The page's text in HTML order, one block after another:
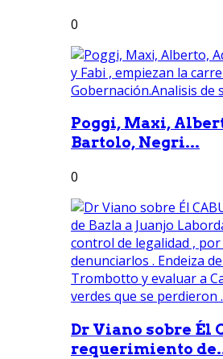
0
Poggi, Maxi,
Bartolo, Negri...
0
Dr Viano sobre Él
requerimiento